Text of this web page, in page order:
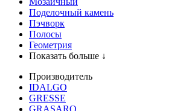
Поделочный камень
Пэчворк
Полосы
Геометрия
Показать больше ↓
Производитель
IDALGO
GRESSE
GRASARO